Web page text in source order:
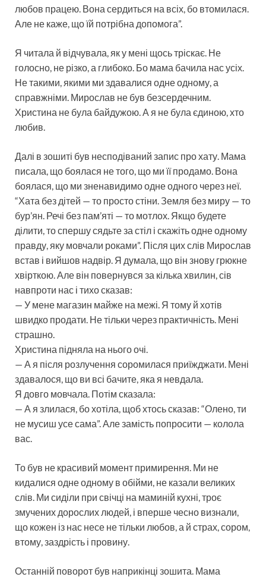
любов працею. Вона сердиться на всіх, бо втомилася.
Але не каже, що їй потрібна допомога”.
Я читала й відчувала, як у мені щось тріскає. Не
голосно, не різко, а глибоко. Бо мама бачила нас усіх.
Не такими, якими ми здавалися одне одному, а
справжніми. Мирослав не був безсердечним.
Христина не була байдужою. А я не була єдиною, хто
любив.
Далі в зошиті був несподіваний запис про хату. Мама
писала, що боялася не того, що ми її продамо. Вона
боялася, що ми зненавидимо одне одного через неї.
“Хата без дітей — то просто стіни. Земля без миру — то
бур’ян. Речі без пам’яті — то мотлох. Якщо будете
ділити, то спершу сядьте за стіл і скажіть одне одному
правду, яку мовчали роками”. Після цих слів Мирослав
встав і вийшов надвір. Я думала, що він знову грюкне
хвірткою. Але він повернувся за кілька хвилин, сів
навпроти нас і тихо сказав:
— У мене магазин майже на межі. Я тому й хотів
швидко продати. Не тільки через практичність. Мені
страшно.
Христина підняла на нього очі.
— А я після розлучення соромилася приїжджати. Мені
здавалося, що ви всі бачите, яка я невдала.
Я довго мовчала. Потім сказала:
— А я злилася, бо хотіла, щоб хтось сказав: “Олено, ти
не мусиш усе сама”. Але замість попросити — колола
вас.
То був не красивий момент примирення. Ми не
кидалися одне одному в обійми, не казали великих
слів. Ми сиділи при свічці на маминій кухні, троє
змучених дорослих людей, і вперше чесно визнали,
що кожен із нас несе не тільки любов, а й страх, сором,
втому, заздрість і провину.
Останній поворот був наприкінці зошита. Мама